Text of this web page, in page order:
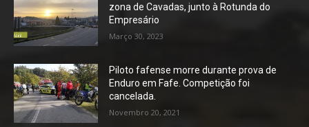
zona de Cavadas, junto à Rotunda do
Empresário
Março 30, 2023
Piloto fafense morre durante prova de
Enduro em Fafe. Competição foi
cancelada.
Novembro 20, 2021